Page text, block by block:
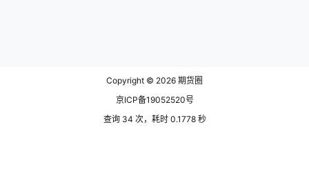
Copyright © 2026 期货圈
京ICP备19052520号
查询 34 次，耗时 0.1778 秒